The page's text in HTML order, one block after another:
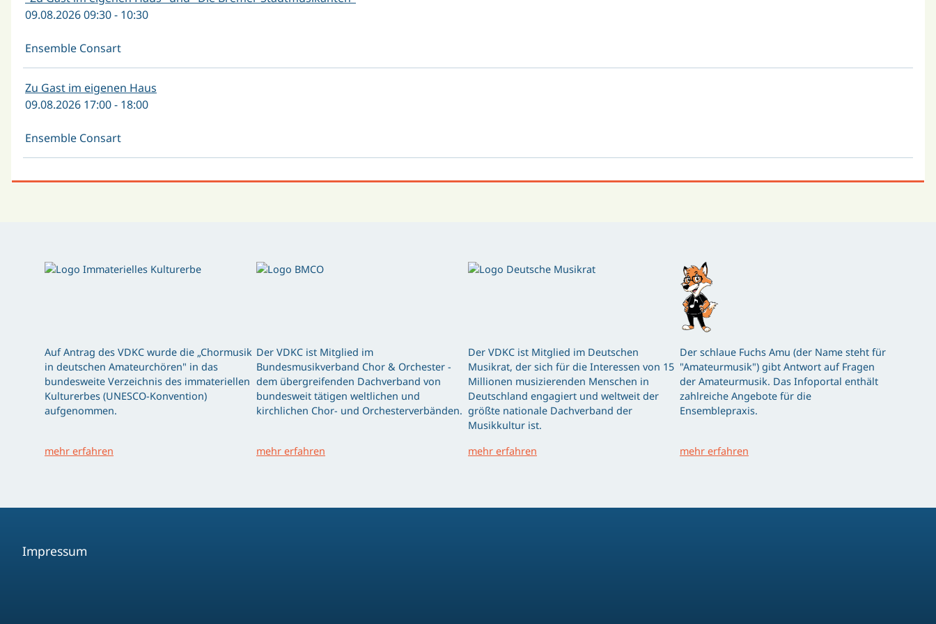
09.08.2026 09:30 - 10:30
Ensemble Consart
Zu Gast im eigenen Haus
09.08.2026 17:00 - 18:00
Ensemble Consart
Auf Antrag des VDKC wurde die „Chormusik
in deutschen Amateurchören" in das
bundesweite Verzeichnis des immateriellen
Kulturerbes (UNESCO-Konvention)
aufgenommen.
mehr erfahren
Der VDKC ist Mitglied im
Bundesmusikverband Chor & Orchester -
dem übergreifenden Dachverband von
bundesweit tätigen weltlichen und
kirchlichen Chor- und Orchesterverbänden.
mehr erfahren
Der VDKC ist Mitglied im Deutschen
Musikrat, der sich für die Interessen von 15
Millionen musizierenden Menschen in
Deutschland engagiert und weltweit der
größte nationale Dachverband der
Musikkultur ist.
mehr erfahren
Der schlaue Fuchs Amu (der Name steht für
"Amateurmusik") gibt Antwort auf Fragen
der Amateurmusik. Das Infoportal enthält
zahlreiche Angebote für die
Ensemblepraxis.
mehr erfahren
Impressum